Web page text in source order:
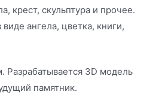
крест, скульптура и прочее.
ангела, цветка, книги,
Разрабатывается 3D модель
памятник.